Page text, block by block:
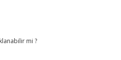
mi ?